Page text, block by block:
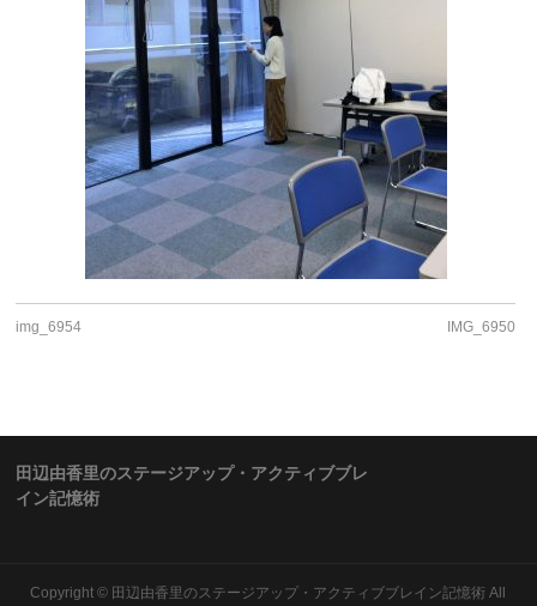
img_6954 IMG_6950
田辺由香里のステージアップ・アクティブブレ
イン記憶術
Copyright © 田辺由香里のステージアップ・アクティブブレイン記憶術 All